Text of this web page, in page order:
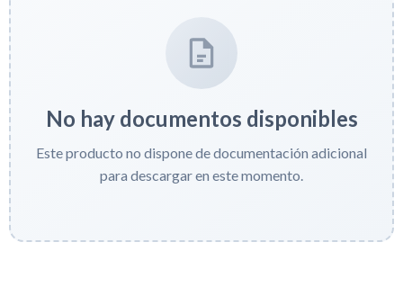
No hay documentos disponibles
Este producto no dispone de documentación adicional
para descargar en este momento.